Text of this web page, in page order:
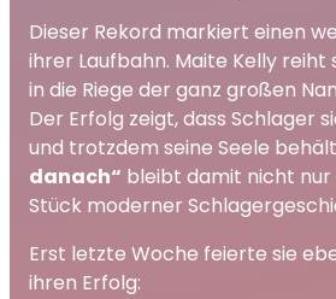
Dieser Rekord markiert einen
ihrer Laufbahn. Maite Kelly
in die Riege der ganz großen
Der Erfolg zeigt, dass Schlager
und trotzdem seine Seele
danach“ bleibt damit nicht nur
Stück moderner
Erst letzte Woche feierte sie
ihren Erfolg: